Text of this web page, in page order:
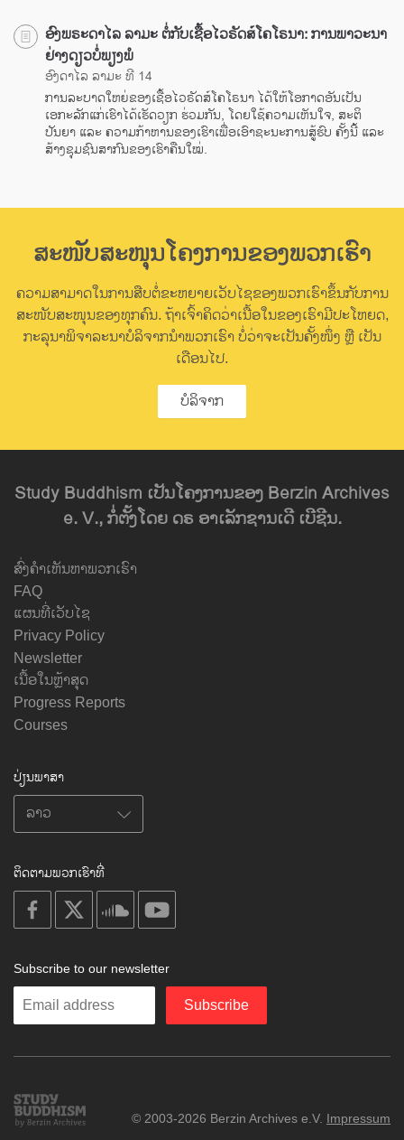
ອົງພຣະດາໄລ ລາມະ ຕໍ່ກັບເຊື້ອໄວຣັດສ໌ໂຄໂຣນາ: ການພາວະນາ
ຢ່າງດຽວບໍ່ພຽງພໍ
ອົງດາໄລ ລາມະ ທີ 14
ການລະບາດໃຫຍ່ຂອງເຊື້ອໄວຣັດສ໌ໂຄໂຣນາ ໄດ້ໃຫ້ໂອກາດອັນເປັນ
ເອກະລັກແກ່ເຮົາໄດ້ເຮັດວຽກ ຮ່ວມກັນ, ໂດຍໃຊ້ຄວາມເຫັນໃຈ, ສະຕິ
ປັນຍາ ແລະ ຄວາມກ້າຫານຂອງເຮົາເພື່ອເອົາຊະນະການສູ້ຮົບ ຄັ້ງນີ້ ແລະ
ສ້າງຊຸມຊົນສາກົນຂອງເຮົາຄືນໃໝ່.
ສະໜັບສະໜຸນໂຄງການຂອງພວກເຮົາ
ຄວາມສາມາດໃນການສືບຕໍ່ຂະຫຍາຍເວັບໄຊຂອງພວກເຮົາຂຶ້ນກັບການ
ສະໜັບສະໜຸນຂອງທຸກຄົນ. ຖ້າເຈົ້າຄິດວ່າເນື້ອໃນຂອງເຮົາມີປະໂຫຍດ,
ກະລຸນາພິຈາລະນາບໍລິຈາກນຳພວກເຮົາ ບໍ່ວ່າຈະເປັນຄັ້ງໜຶ່ງ ຫຼື ເປັນ
ເດືອນໄປ.
ບໍລິຈາກ
Study Buddhism ເປັນໂຄງການຂອງ Berzin Archives
e. V., ກໍ່ຕັ້ງໂດຍ ດຣ ອາເລັກຊານເດີ ເບີຊີນ.
ສົ່ງຄຳເຫັນຫາພວກເຮົາ
FAQ
ແຜນທີ່ເວັບໄຊ
Privacy Policy
Newsletter
ເນື້ອໃນຫຼ້າສຸດ
Progress Reports
Courses
ປ່ຽນພາສາ
ຕິດຕາມພວກເຮົາທີ່
on
facebook
on
on
soundcloud
on
Subscribe to our newsletter
Enter
Subscribe
Study
Buddhism
© 2003-2026 Berzin Archives e.V. Impressum